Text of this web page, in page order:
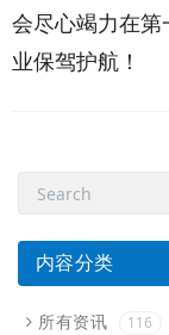
会尽心竭力在
业保驾护航！
内容分类
所有资讯 116